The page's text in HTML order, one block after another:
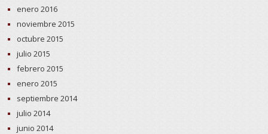
enero 2016
noviembre 2015
octubre 2015
julio 2015
febrero 2015
enero 2015
septiembre 2014
julio 2014
junio 2014